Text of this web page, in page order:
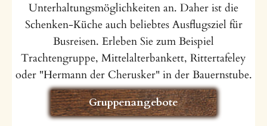
Unterhaltungsmöglichkeiten an. Daher ist die
Schenken-Küche auch beliebtes Ausflugsziel für
Busreisen. Erleben Sie zum Beispiel
Trachtengruppe, Mittelalterbankett, Rittertafeley
oder "Hermann der Cherusker" in der Bauernstube.
Gruppenangebote